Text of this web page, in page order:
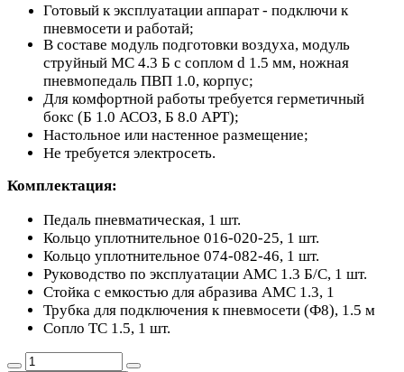
Готовый к эксплуатации аппарат - подключи к
пневмосети и работай;
В составе модуль подготовки воздуха, модуль
струйный МС 4.3 Б с соплом d 1.5 мм, ножная
пневмопедаль ПВП 1.0, корпус;
Для комфортной работы требуется герметичный
бокс (Б 1.0 АСОЗ, Б 8.0 АРТ);
Настольное или настенное размещение;
Не требуется электросеть.
Комплектация:
Педаль пневматическая, 1 шт.
Кольцо уплотнительное 016-020-25, 1 шт.
Кольцо уплотнительное 074-082-46, 1 шт.
Руководство по эксплуатации АМС 1.3 Б/С, 1 шт.
Стойка с емкостью для абразива АМС 1.3, 1
Трубка для подключения к пневмосети (Ф8), 1.5 м
Сопло ТС 1.5, 1 шт.